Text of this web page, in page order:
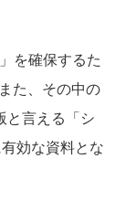
を確保するた
た、その中の
と言える「シ
効な資料とな